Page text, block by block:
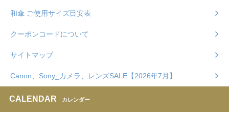
和傘 ご使用サイズ目安表
クーポンコードについて
サイトマップ
Canon、Sony_カメラ、レンズSALE【2026年7月】
CALENDAR カレンダー